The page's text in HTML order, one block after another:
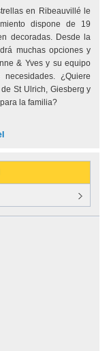
en Ribeauvillé le
dispone de 19
decoradas. Desde la
muchas opciones y
& Yves y su equipo
¿Quiere
St Ulrich, Giesberg y
la familia?